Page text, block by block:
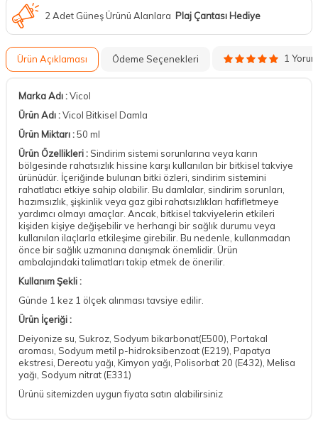
2 Adet Güneş Ürünü Alanlara Plaj Çantası Hediye
Ürün Açıklaması Ödeme Seçenekleri 1 Yorum
Marka Adı :Vicol
Ürün Adı :Vicol Bitkisel Damla
Ürün Miktarı :50 ml
Ürün Özellikleri : Sindirim sistemi sorunlarına veya karın
bölgesinde rahatsızlık hissine karşı kullanılan bir bitkisel takviye
ürünüdür. İçeriğinde bulunan bitki özleri, sindirim sistemini
rahatlatıcı etkiye sahip olabilir. Bu damlalar, sindirim sorunları,
hazımsızlık, şişkinlik veya gaz gibi rahatsızlıkları hafifletmeye
yardımcı olmayı amaçlar. Ancak, bitkisel takviyelerin etkileri
kişiden kişiye değişebilir ve herhangi bir sağlık durumu veya
kullanılan ilaçlarla etkileşime girebilir. Bu nedenle, kullanmadan
önce bir sağlık uzmanına danışmak önemlidir. Ürün
ambalajındaki talimatları takip etmek de önerilir.
Kullanım Şekli :
Günde 1 kez 1 ölçek alınması tavsiye edilir.
Ürün İçeriği :
Deiyonize su, Sukroz, Sodyum bikarbonat(E500), Portakal
aroması, Sodyum metil p-hidroksibenzoat (E219), Papatya
ekstresi, Dereotu yağı, Kimyon yağı, Polisorbat 20 (E432), Melisa
yağı, Sodyum nitrat (E331)
Ürünü sitemizden uygun fiyata satın alabilirsiniz